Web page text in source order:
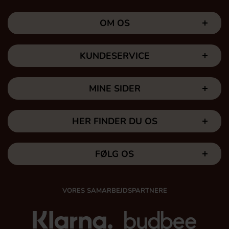
OM OS
KUNDESERVICE
MINE SIDER
HER FINDER DU OS
FØLG OS
VORES SAMARBEJDSPARTNERE